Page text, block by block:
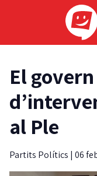
El
al Ple
Partits Polítics | 06